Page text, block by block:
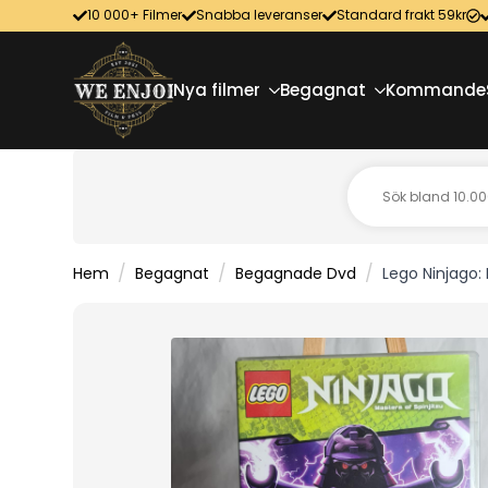
10 000+ Filmer Snabba leveranser Standard frakt 59kr
Nya filmer Begagnat Kommande
Hem Begagnat Begagnade Dvd Lego